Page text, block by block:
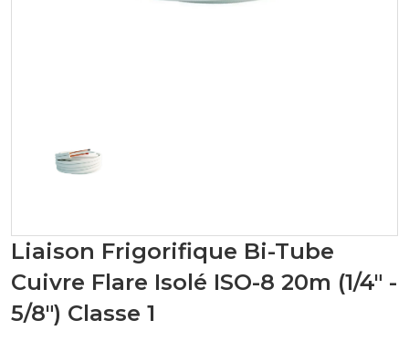
Liaison Frigorifique Bi-Tube
Cuivre Flare Isolé ISO-8 20m (1/4" -
5/8") Classe 1